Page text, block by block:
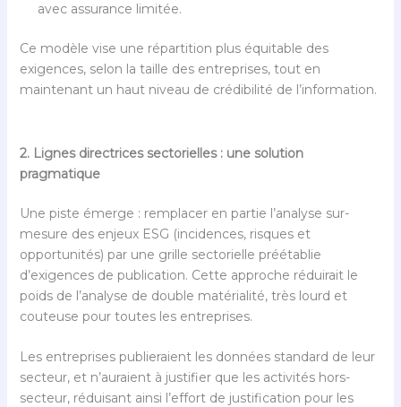
avec assurance limitée.
Ce modèle vise une répartition plus équitable des
exigences, selon la taille des entreprises, tout en
maintenant un haut niveau de crédibilité de l’information.
2. Lignes directrices sectorielles : une solution
pragmatique
Une piste émerge : remplacer en partie l’analyse sur-
mesure des enjeux ESG (incidences, risques et
opportunités) par une grille sectorielle préétablie
d’exigences de publication. Cette approche réduirait le
poids de l’analyse de double matérialité, très lourd et
couteuse pour toutes les entreprises.
Les entreprises publieraient les données standard de leur
secteur, et n’auraient à justifier que les activités hors-
secteur, réduisant ainsi l’effort de justification pour les